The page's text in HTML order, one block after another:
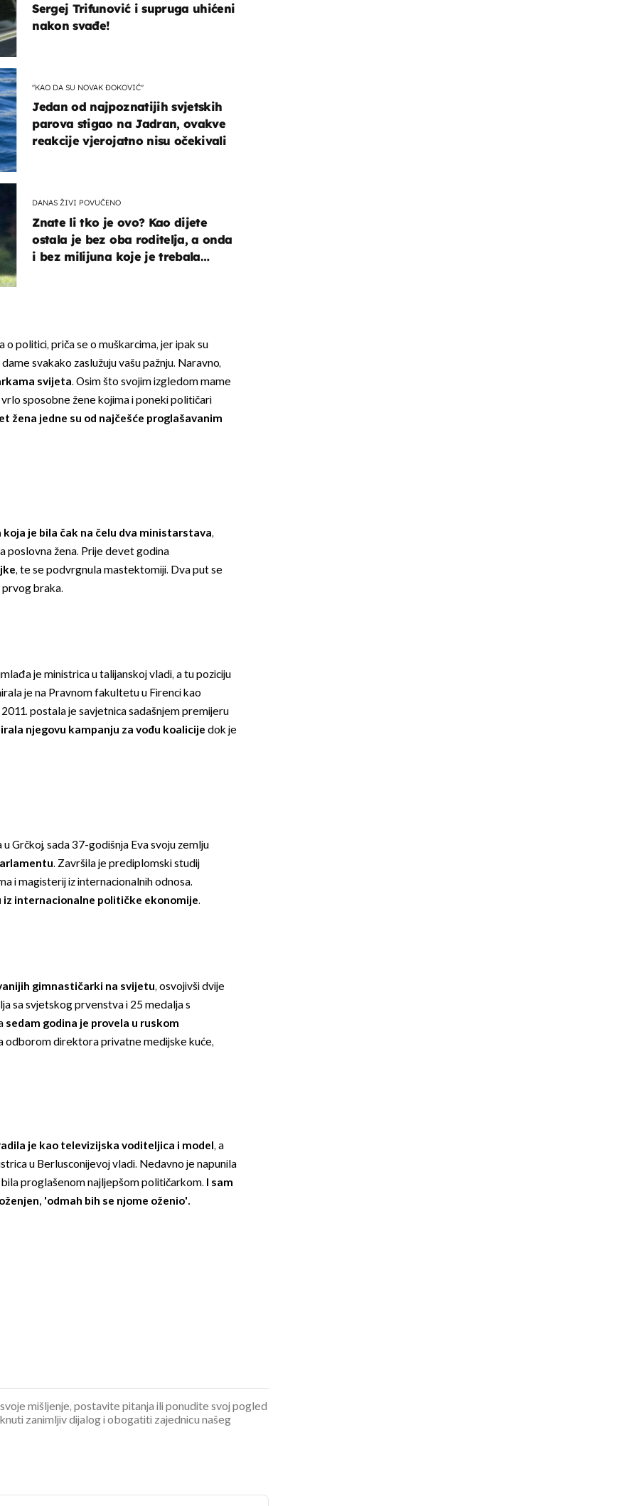
Sergej Trifunović i supruga uhićeni
nakon svađe!
"KAO DA SU NOVAK ĐOKOVIĆ"
Jedan od najpoznatijih svjetskih
parova stigao na Jadran, ovakve
reakcije vjerojatno nisu očekivali
DANAS ŽIVI POVUČENO
Znate li tko je ovo? Kao dijete
ostala je bez oba roditelja, a onda
i bez milijuna koje je trebala
o politici, priča se o muškarcima, jer ipak su
svakako zaslužuju vašu pažnju. Naravno,
svijeta. Osim što svojim izgledom mame
sposobne žene kojima i poneki političari
žena jedne su od najčešće proglašavanim
je bila čak na čelu dva ministarstava,
poslovna žena. Prije devet godina
, te se podvrgnula mastektomiji. Dva put se
braka.
je ministrica u talijanskoj vladi, a tu poziciju
je na Pravnom fakultetu u Firenci kao
2011. postala je savjetnica sadašnjem premijeru
njegovu kampanju za vođu koalicije dok je
Grčkoj, sada 37-godišnja Eva svoju zemlju
. Završila je prediplomski studij
i magisterij iz internacionalnih odnosa.
internacionalne političke ekonomije.
gimnastičarki na svijetu, osvojivši dvije
sa svjetskog prvenstva i 25 medalja s
sedam godina je provela u ruskom
odborom direktora privatne medijske kuće,
je kao televizijska voditeljica i model, a
u Berlusconijevoj vladi. Nedavno je napunila
proglašenom najljepšom političarkom. I sam
'odmah bih se njome oženio'.
mišljenje, postavite pitanja ili ponudite svoj pogled
zanimljiv dijalog i obogatiti zajednicu našeg
OMOGUĆI OBAVIJESTI